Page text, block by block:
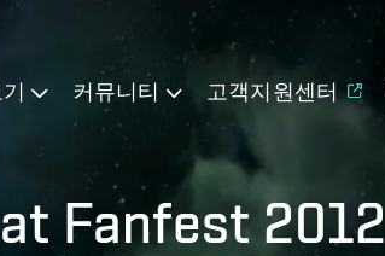
커뮤니티 고객지원센터
Fanfest 2012